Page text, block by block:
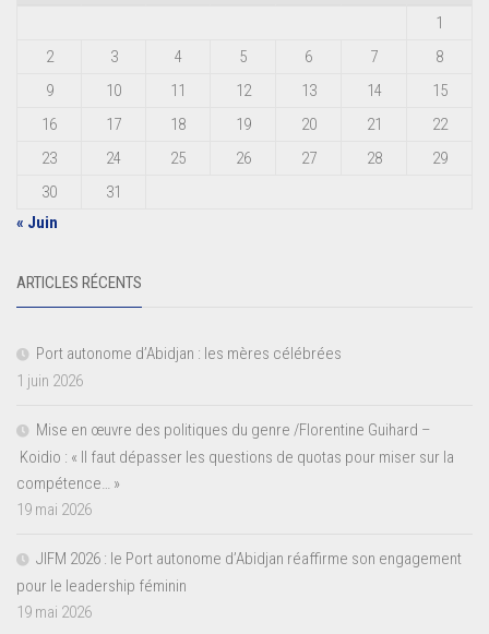
1
2
3 4 5 6 7
8
9
10 11 12 13 14
15
16
17 18 19 20 21
22
23
24 25 26 27 28
29
30
31
« Juin
ARTICLES RÉCENTS
Port autonome d’Abidjan : les mères célébrées
1 juin 2026
Mise en œuvre des politiques du genre /Florentine Guihard –
Koidio : « Il faut dépasser les questions de quotas pour miser sur la
compétence… »
19 mai 2026
JIFM 2026 : le Port autonome d’Abidjan réaffirme son engagement
pour le leadership féminin
19 mai 2026